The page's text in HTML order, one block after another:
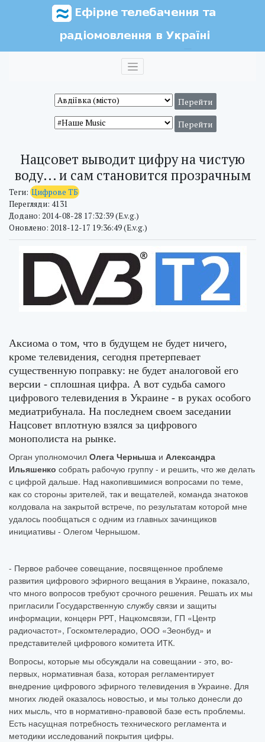
Нацсовет выводит цифру на чистую
воду... и сам становится прозрачным
Теги: Цифрове ТБ
Перегляди: 4131
Додано: 2014-08-28 17:32:39 (E.v.g.)
Оновлено: 2018-12-17 19:36:49 (E.v.g.)
Аксиома о том, что в будущем не будет ничего,
кроме телевидения, сегодня претерпевает
существенную поправку: не будет аналоговой его
версии - сплошная цифра. А вот судьба самого
цифрового телевидения в Украине - в руках особого
медиатрибунала. На последнем своем заседании
Нацсовет вплотную взялся за цифрового
монополиста на рынке.
Орган уполномочил Олега Черныша и Александра
Ильяшенко собрать рабочую группу - и решить, что же делать
с цифрой дальше. Над накопившимися вопросами по теме,
как со стороны зрителей, так и вещателей, команда знатоков
колдовала на закрытой встрече, по результатам которой мне
удалось пообщаться с одним из главных зачинщиков
инициативы - Олегом Чернышом.
- Первое рабочее совещание, посвященное проблеме
развития цифрового эфирного вещания в Украине, показало,
что много вопросов требуют срочного решения. Решать их мы
пригласили Государственную службу связи и защиты
информации, концерн РРТ, Нацкомсвязи, ГП «Центр
радиочастот», Госкомтелерадио, ООО «Зеонбуд» и
представителей цифрового комитета ИТК.
Вопросы, которые мы обсуждали на совещании - это, во-
первых, нормативная база, которая регламентирует
внедрение цифрового эфирного телевидения в Украине. Для
многих людей оказалось новостью, и мы только донесли до
них мысль, что в нормативно-правовой базе есть проблемы.
Есть насущная потребность технического регламента и
методики исследований покрытия цифры.